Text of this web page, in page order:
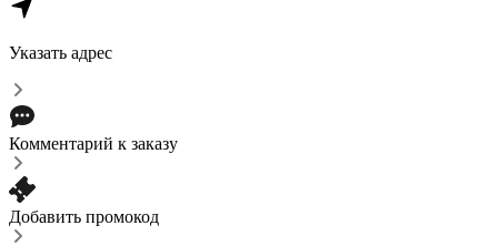
Указать адрес
Комментарий к заказу
Добавить промокод